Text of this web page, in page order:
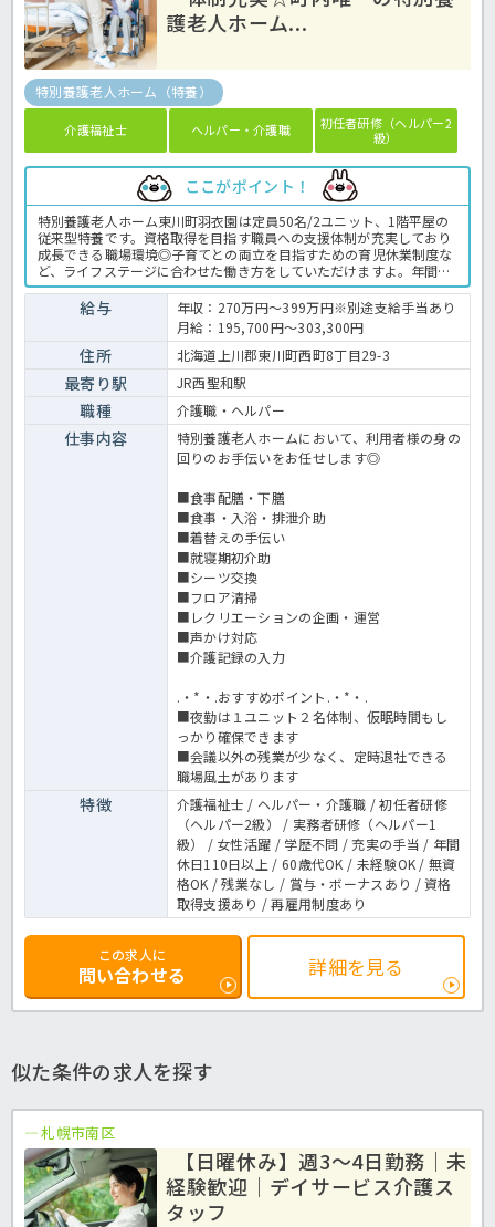
護老人ホーム...
特別養護老人ホーム（特養）
介護福祉士 ヘルパー・介護職
初任者研修（ヘルパー2
級）
ここがポイント！
特別養護老人ホーム東川町羽衣園は定員50名/2ユニット、1階平屋の
従来型特養です。資格取得を目指す職員への支援体制が充実しており
成長できる職場環境◎子育てとの両立を目指すための育児休業制度な
ど、ライフステージに合わせた働き方をしていただけますよ。年間休
日111日、残業はほとんどありませんのでプライベートの時間を大切
にできるのも嬉しいですね！ご興味のある方はお気軽にお問い合わせ
ください♪特養での介護業務全般です。 ＜介護職 正職員 特養の求
給与
年収：270万円～399万円※別途支給手当あり
月給：195,700円～303,300円
住所 北海道上川郡東川町西町8丁目29-3
最寄り駅 JR西聖和駅
職種 介護職・ヘルパー
仕事内容
特別養護老人ホームにおいて、利用者様の身の
回りのお手伝いをお任せします◎
■食事配膳・下膳
■食事・入浴・排泄介助
■着替えの手伝い
■就寝期初介助
■シーツ交換
■フロア清掃
■レクリエーションの企画・運営
■声かけ対応
■介護記録の入力
.・*・.おすすめポイント.・*・.
■夜勤は１ユニット２名体制、仮眠時間もし
っかり確保できます
■会議以外の残業が少なく、定時退社できる
職場風土があります
特徴
介護福祉士 / ヘルパー・介護職 / 初任者研修
（ヘルパー2級） / 実務者研修（ヘルパー1
級） / 女性活躍 / 学歴不問 / 充実の手当 / 年間
休日110日以上 / 60歳代OK / 未経験OK / 無資
格OK / 残業なし / 賞与・ボーナスあり / 資格
取得支援あり / 再雇用制度あり
この求人に
問い合わせる 詳細を見る
似た条件の求人を探す
札幌市南区
【日曜休み】週3～4日勤務｜未
経験歓迎｜デイサービス介護ス
タッフ